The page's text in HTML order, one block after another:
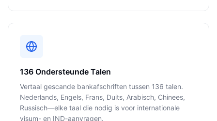
136 Ondersteunde Talen
Vertaal gescande bankafschriften tussen 136 talen.
Nederlands, Engels, Frans, Duits, Arabisch, Chinees,
Russisch—elke taal die nodig is voor internationale
visum- en IND-aanvragen.